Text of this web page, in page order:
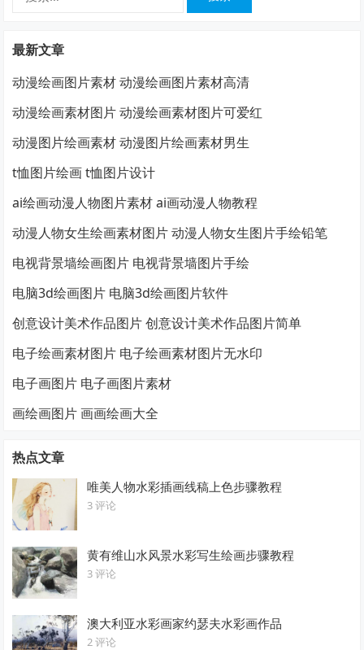
最新文章
动漫绘画图片素材 动漫绘画图片素材高清
动漫绘画素材图片 动漫绘画素材图片可爱红
动漫图片绘画素材 动漫图片绘画素材男生
t恤图片绘画 t恤图片设计
ai绘画动漫人物图片素材 ai画动漫人物教程
动漫人物女生绘画素材图片 动漫人物女生图片手绘铅笔
电视背景墙绘画图片 电视背景墙图片手绘
电脑3d绘画图片 电脑3d绘画图片软件
创意设计美术作品图片 创意设计美术作品图片简单
电子绘画素材图片 电子绘画素材图片无水印
电子画图片 电子画图片素材
画绘画图片 画画绘画大全
热点文章
唯美人物水彩插画线稿上色步骤教程
3 评论
黄有维山水风景水彩写生绘画步骤教程
3 评论
澳大利亚水彩画家约瑟夫水彩画作品
2 评论